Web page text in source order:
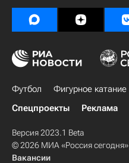
Футбол Фигурное катание
Спецпроекты
Реклама
Версия 2023.1 Beta
© 2026 МИА «Россия сегодня»
Вакансии